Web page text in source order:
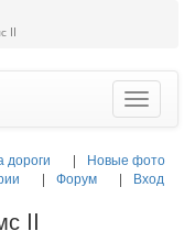
II
Toggle
дороги
Новые фото
Форум Вход
II